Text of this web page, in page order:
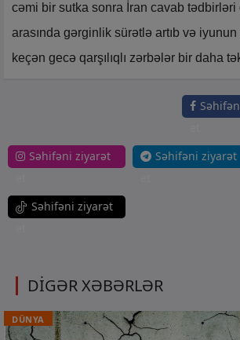
cəmi bir sutka sonra İran cavab tədbirləri
arasında gərginlik sürətlə artıb və
keçən gecə qarşılıqlı zərbələr bir daha
Səhifəni ziyarət
Səhifəni ziyarət
Səhifəni ziyarət
DİGƏR XƏBƏRLƏR
DÜNYA